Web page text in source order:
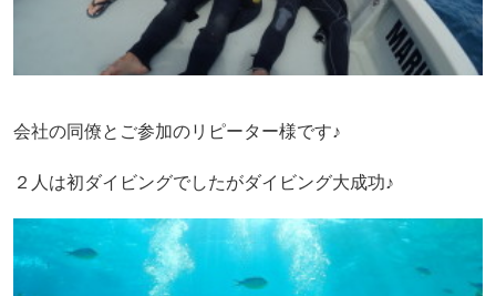
会社の同僚とご参加のリピーター様です♪
２人は初ダイビングでしたがダイビング大成功♪